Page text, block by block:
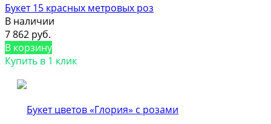
Букет 15 красных метровых роз
В наличии
7 862 руб.
В корзину
Купить в 1 клик